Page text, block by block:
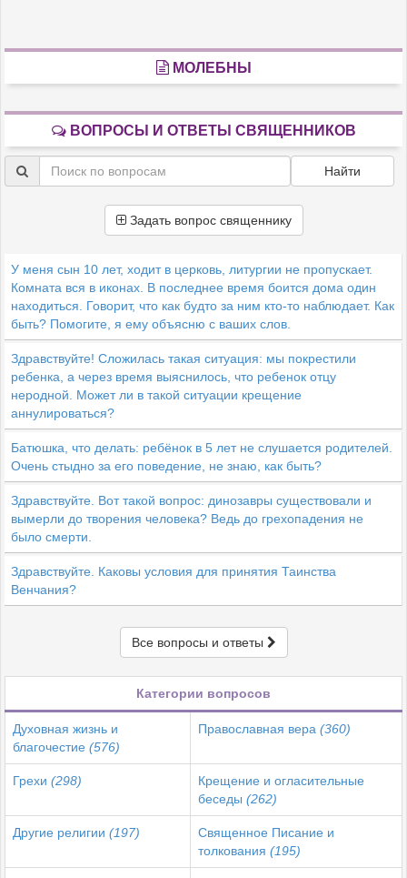
МОЛЕБНЫ
ВОПРОСЫ И ОТВЕТЫ СВЯЩЕННИКОВ
Найти
Задать вопрос священнику
У меня сын 10 лет, ходит в церковь, литургии не пропускает.
Комната вся в иконах. В последнее время боится дома один
находиться. Говорит, что как будто за ним кто-то наблюдает. Как
быть? Помогите, я ему объясню с ваших слов.
Здравствуйте! Сложилась такая ситуация: мы покрестили
ребенка, а через время выяснилось, что ребенок отцу
неродной. Может ли в такой ситуации крещение
аннулироваться?
Батюшка, что делать: ребёнок в 5 лет не слушается родителей.
Очень стыдно за его поведение, не знаю, как быть?
Здравствуйте. Вот такой вопрос: динозавры существовали и
вымерли до творения человека? Ведь до грехопадения не
было смерти.
Здравствуйте. Каковы условия для принятия Таинства
Венчания?
Все вопросы и ответы
Категории вопросов
Духовная жизнь и
благочестие (576)
Православная вера (360)
Грехи (298)
Крещение и огласительные
беседы (262)
Другие религии (197)
Священное Писание и
толкования (195)